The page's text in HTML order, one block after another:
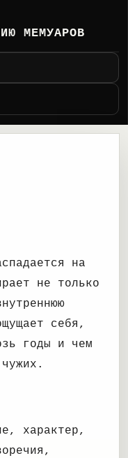
МЕМУАРОВ
на
не только
себя,
годы и чем
характер,